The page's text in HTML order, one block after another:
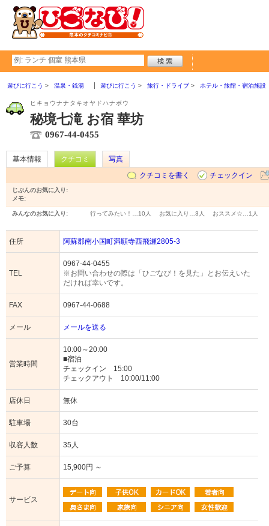
遊びに行こう 温泉・銭湯 遊びに行こう 旅行・ドライブ ホテル・旅館・宿泊施設
ヒキョウナナタキオヤドハナボウ
秘境七滝 お宿 華坊
0967-44-0455
基本情報 クチコミ
写真
クチコミを書く
チェックイン
じぶんのお気に入り:
メモ:
みんなのお気に入り: 行ってみたい！… 10人 お気に入り… 3人 おススメ☆… 1人
住所 阿蘇郡南小国町満願寺西飛瀬2805-3
TEL
0967-44-0455
※お問い合わせの際は「ひごなび！を見た」とお伝えいた
だければ幸いです。
FAX 0967-44-0688
メール メールを送る
営業時間
10:00～20:00
■宿泊
チェックイン 15:00
チェックアウト 10:00/11:00
店休日 無休
駐車場 30台
収容人数 35人
ご予算 15,900円 ～
サービス